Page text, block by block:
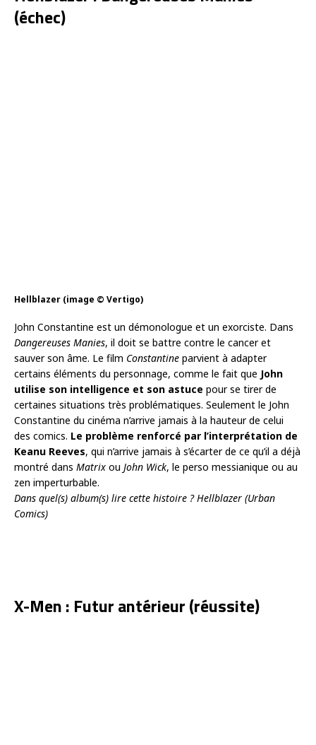
(échec)
Hellblazer (image © Vertigo)
John Constantine est un démonologue et un exorciste. Dans
Dangereuses Manies, il doit se battre contre le cancer et
sauver son âme. Le film Constantine parvient à adapter
certains éléments du personnage, comme le fait que John
utilise son intelligence et son astuce pour se tirer de
certaines situations très problématiques. Seulement le John
Constantine du cinéma n’arrive jamais à la hauteur de celui
des comics. Le problème renforcé par l’interprétation de
Keanu Reeves, qui n’arrive jamais à s’écarter de ce qu’il a déjà
montré dans Matrix ou John Wick, le perso messianique ou au
zen imperturbable.
Dans quel(s) album(s) lire cette histoire ? Hellblazer (Urban
Comics)
X-Men : Futur antérieur (réussite)